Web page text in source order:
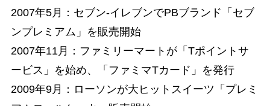
2007年5月：セブン-イレブンでPBブランド「セブ
ンプレミアム」を販売開始
2007年11月：ファミリーマートが「Tポイントサ
ービス」を始め、「ファミマTカード」を発行
2009年9月：ローソンが大ヒットスイーツ「プレミ